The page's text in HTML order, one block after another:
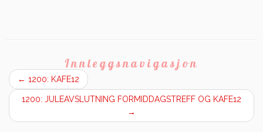
Innleggsnavigasjon
← 1200: KAFE12
1200: JULEAVSLUTNING FORMIDDAGSTREFF OG KAFE12
→